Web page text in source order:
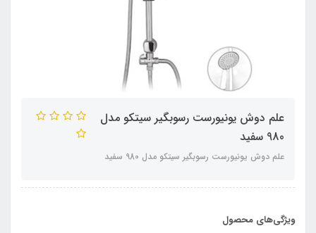
علم دوش یونیورست رسوبگیر سیتکو مدل
980 سفید
علم دوش یونیورست رسوبگیر سیتکو مدل 980 سفید
ویژگی‌های محصول